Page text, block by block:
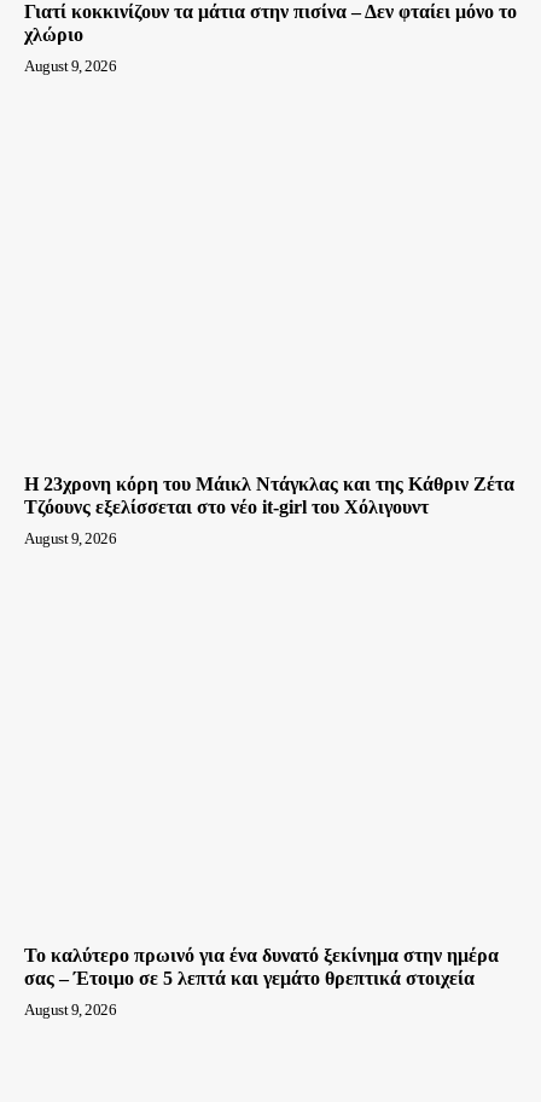
Γιατί κοκκινίζουν τα μάτια στην πισίνα – Δεν φταίει μόνο το
χλώριο
August 9, 2026
Η 23χρονη κόρη τoυ Μάικλ Ντάγκλας και της Κάθριν Ζέτα
Τζόουνς εξελίσσεται στο νέο it-girl του Χόλιγουντ
August 9, 2026
Το καλύτερο πρωινό για ένα δυνατό ξεκίνημα στην ημέρα
σας – Έτοιμο σε 5 λεπτά και γεμάτο θρεπτικά στοιχεία
August 9, 2026